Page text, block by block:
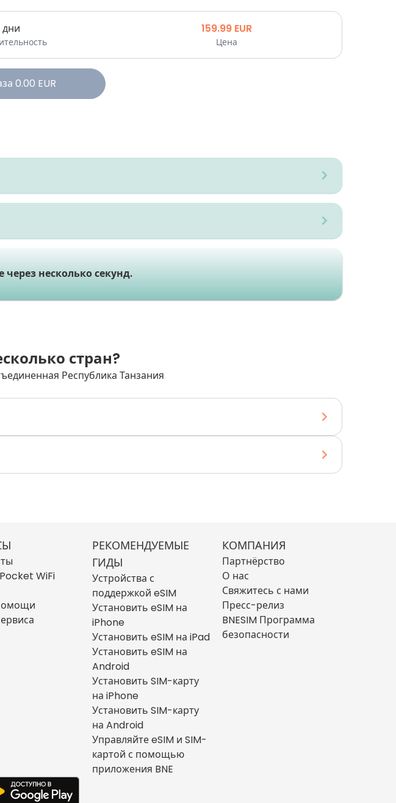
дни 159.99 EUR
Цена
0.00 EUR
несколько секунд.
стран?
Республика Танзания
WiFi
РЕКОМЕНДУЕМЫЕ
ГИДЫ
Устройства с
поддержкой eSIM
Установить eSIM на
iPhone
Установить eSIM на iPad
Установить eSIM на
Android
Установить SIM-карту
на iPhone
Установить SIM-карту
на Android
Управляйте eSIM и SIM-
картой с помощью
приложения BNE
КОМПАНИЯ
Партнёрство
О нас
Свяжитесь с нами
Пресс-релиз
BNESIM Программа
безопасности